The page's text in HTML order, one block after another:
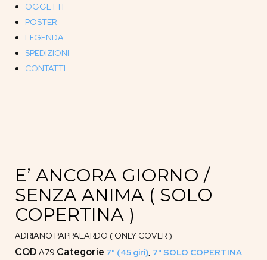
OGGETTI
POSTER
LEGENDA
SPEDIZIONI
CONTATTI
E’ ANCORA GIORNO /
SENZA ANIMA ( SOLO
COPERTINA )
ADRIANO PAPPALARDO ( ONLY COVER )
COD A79 Categorie 7" (45 giri), 7" SOLO COPERTINA